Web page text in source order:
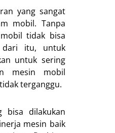
yang sangat
mobil. Tanpa
tidak bisa
dari itu, untuk
untuk sering
mesin mobil
terganggu.
bisa dilakukan
mesin baik